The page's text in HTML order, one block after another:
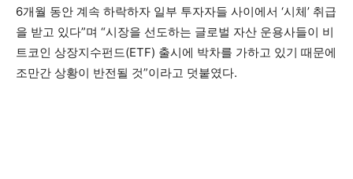
6개월 동안 계속 하락하자 일부 투자자들 사이에서 ‘시체’ 취급
을 받고 있다”며 “시장을 선도하는 글로벌 자산 운용사들이 비
트코인 상장지수펀드(ETF) 출시에 박차를 가하고 있기 때문에
조만간 상황이 반전될 것”이라고 덧붙였다.